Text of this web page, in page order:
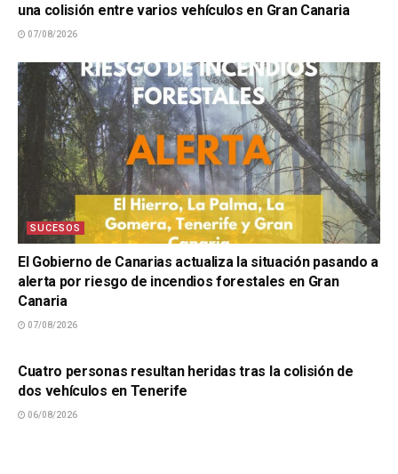
una colisión entre varios vehículos en Gran Canaria
07/08/2026
SUCESOS
El Gobierno de Canarias actualiza la situación pasando a
alerta por riesgo de incendios forestales en Gran
Canaria
07/08/2026
Cuatro personas resultan heridas tras la colisión de
dos vehículos en Tenerife
06/08/2026